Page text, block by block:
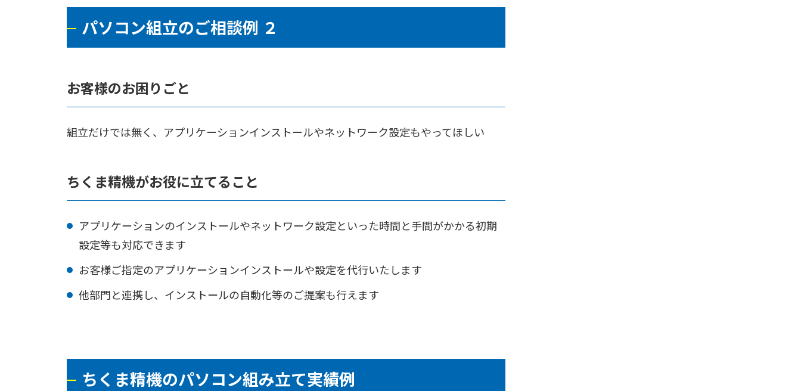
パソコン組立のご相談例 ２
お客様のお困りごと
組立だけでは無く、アプリケーションインストールやネットワーク設定もやってほしい
ちくま精機がお役に立てること
アプリケーションのインストールやネットワーク設定といった時間と手間がかかる初期
設定等も対応できます
お客様ご指定のアプリケーションインストールや設定を代行いたします
他部門と連携し、インストールの自動化等のご提案も行えます
ちくま精機のパソコン組み立て実績例